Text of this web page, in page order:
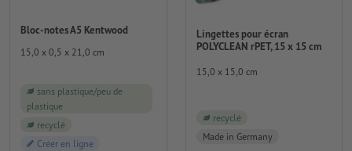
Bloc-notes A5 Kentwood
15,0 x 0,5 x 21,0 cm
sans plastique/peu de
plastique
recyclé
Créer en ligne
Lingettes pour écran
POLYCLEAN rPET, 15 x 15 cm
15,0 x 15,0 cm
recyclé
Made in Germany